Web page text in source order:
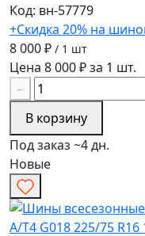
Код: вн-57779
+Скидка 20% на
8 000 ₽ / 1 шт
Цена 8 000 ₽ за 1 шт.
−
В корзину
Под заказ ~4 дн.
Новые